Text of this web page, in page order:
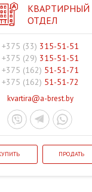
КВАРТИРНЫЙ
ОТДЕЛ
+375 (33) 315-51-51
+375 (29) 315-51-51
+375 (162) 51-51-71
+375 (162) 51-51-72
kvartira@a-brest.by
ПРОДАТЬ